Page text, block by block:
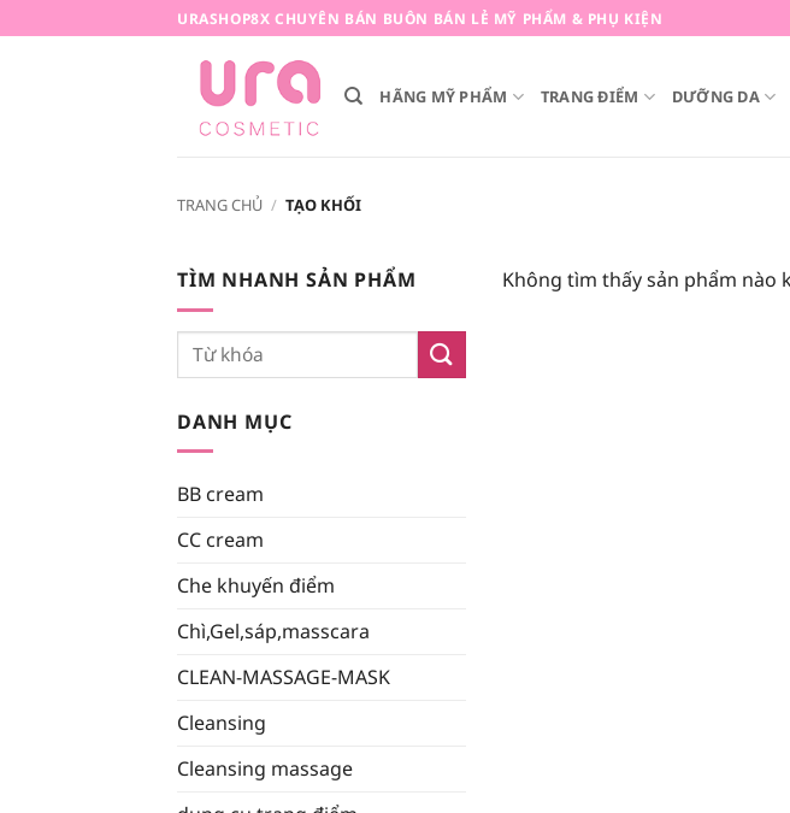
qua
URASHOP8X CHUYÊN BÁN BUÔN BÁN LẺ MỸ PHẨM & PHỤ KIỆN
HÃNG MỸ PHẨM TRANG ĐIỂM DƯỠNG DA
TRANG CHỦ / TẠO KHỐI
TÌM NHANH SẢN PHẨM
Tìm
DANH MỤC
BB cream
CC cream
Che khuyến điểm
Chì,Gel,sáp,masscara
CLEAN-MASSAGE-MASK
Cleansing
Cleansing massage
Không tìm thấy sản phẩm nào